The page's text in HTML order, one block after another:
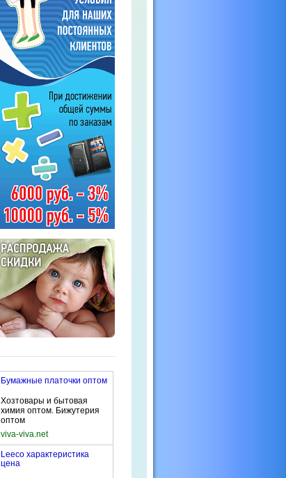
Бумажные платочки оптом
Хозтовары и бытовая
химия оптом. Бижутерия
оптом
viva-viva.net
Leeco характеристика
цена